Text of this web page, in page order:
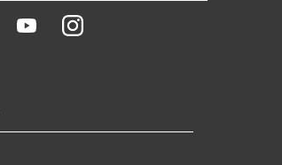
Facebook YoutubeInstagram